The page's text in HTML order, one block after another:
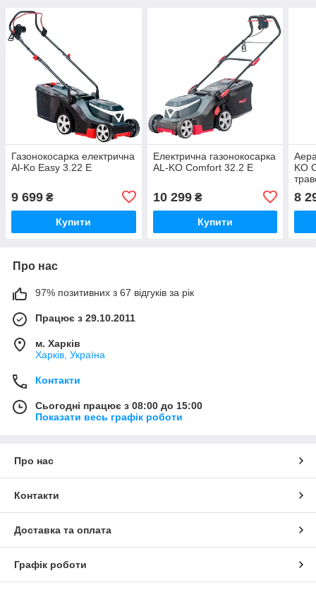
Газонокосарка електрична
Al-Ko Easy 3.22 E
9 699 ₴
Купити
Електрична газонокосарка
AL-KO Comfort 32.2 E
10 299₴
Купити
KO
8
Про нас
97% позитивних з 67 відгуків за рік
Працює з 29.10.2011
м. Харків
Харків, Україна
Контакти
Сьогодні працює з 08:00 до 15:00
Показати весь графік роботи
Про нас
Контакти
Доставка та оплата
Графік роботи